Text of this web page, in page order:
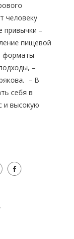
человеку
привычки –
пищевой
форматы
–
– В
себя в
и высокую